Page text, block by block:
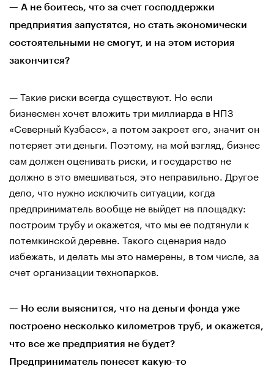
— А не боитесь, что за счет господдержки
предприятия запустятся, но стать экономически
состоятельными не смогут, и на этом история
закончится?
— Такие риски всегда существуют. Но если
бизнесмен хочет вложить три миллиарда в НПЗ
«Северный Кузбасс», а потом закроет его, значит он
потеряет эти деньги. Поэтому, на мой взгляд, бизнес
сам должен оценивать риски, и государство не
должно в это вмешиваться, это неправильно. Другое
дело, что нужно исключить ситуации, когда
предприниматель вообще не выйдет на площадку:
построим трубу и окажется, что мы ее подтянули к
потемкинской деревне. Такого сценария надо
избежать, и делать мы это намерены, в том числе, за
счет организации технопарков.
— Но если выяснится, что на деньги фонда уже
построено несколько километров труб, и окажется,
что все же предприятия не будет?
Предприниматель понесет какую-то